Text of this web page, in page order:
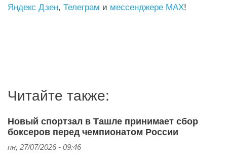
Яндекс Дзен, Телеграм и мессенджере MAX!
Читайте также:
Новый спортзал в Ташле принимает сбор
боксеров перед чемпионатом России
пн, 27/07/2026 - 09:46